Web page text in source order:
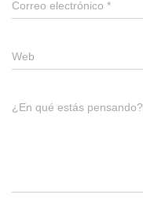
Correo electrónico *
Web
¿En qué estás pensando?